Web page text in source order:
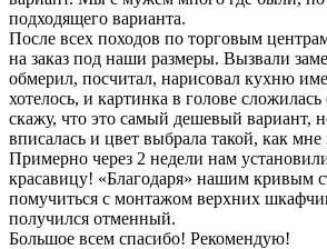
подходящего варианта.
После всех походов по торговым
на заказ под наши размеры. Вызвали
обмерил, посчитал, нарисовал кухню
хотелось, и картинка в голове
скажу, что это самый дешевый вариант,
вписалась и цвет выбрала такой, как мне
Примерно через 2 недели нам
красавицу! «Благодаря» нашим кривым
помучиться с монтажом верхних
получился отменный.
Большое всем спасибо! Рекомендую!